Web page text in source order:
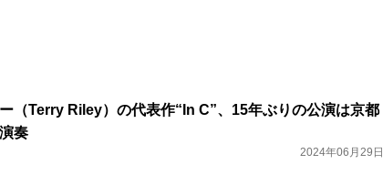
（Terry Riley）の代表作“In C”、15年ぶりの公演は京都
奏
2024年06月29日